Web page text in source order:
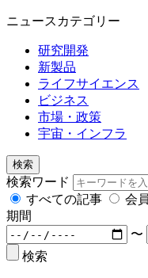
ニュースカテゴリー
研究開発
新製品
ライフサイエンス
ビジネス
市場・政策
宇宙・インフラ
検索
検索ワード
すべての記事
会
期間
〜
検索